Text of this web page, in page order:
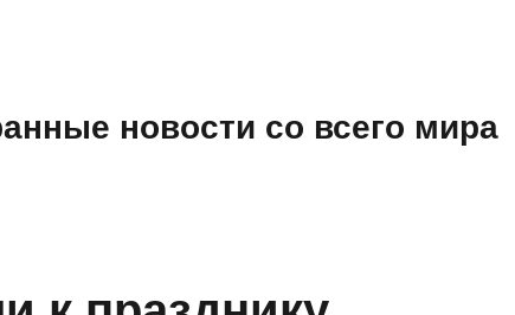
новости со всего мира